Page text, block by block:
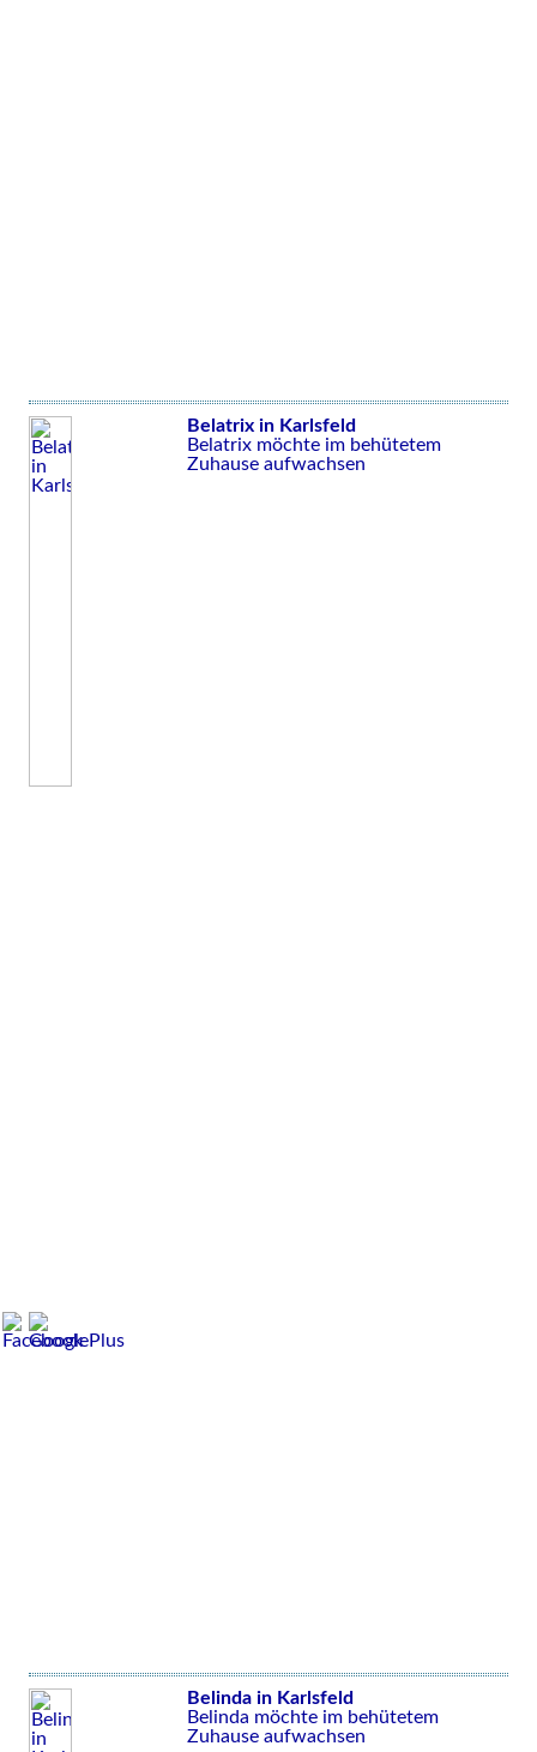
Belatrix in Karlsfeld
Belatrix möchte im behütetem
Zuhause aufwachsen
Belinda in Karlsfeld
Belinda möchte im behütetem
Zuhause aufwachsen